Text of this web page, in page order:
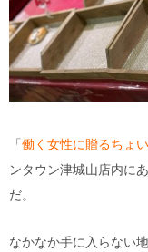
「働く女性に贈るちょ
ンタウン津城山店内に
だ。
なかなか手に入らない